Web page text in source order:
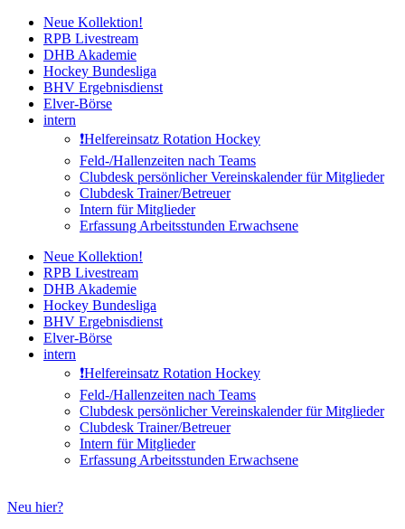
Zum
Inhalt
springen
Neue Kollektion!
RPB Livestream
DHB Akademie
Hockey Bundesliga
BHV Ergebnisdienst
Elver-Börse
intern
❗️Helfereinsatz Rotation Hockey
Feld-/Hallenzeiten nach Teams
Clubdesk persönlicher Vereinskalender für Mitglieder
Clubdesk Trainer/Betreuer
Intern für Mitglieder
Erfassung Arbeitsstunden Erwachsene
Neue Kollektion!
RPB Livestream
DHB Akademie
Hockey Bundesliga
BHV Ergebnisdienst
Elver-Börse
intern
❗️Helfereinsatz Rotation Hockey
Feld-/Hallenzeiten nach Teams
Clubdesk persönlicher Vereinskalender für Mitglieder
Clubdesk Trainer/Betreuer
Intern für Mitglieder
Erfassung Arbeitsstunden Erwachsene
Neu hier?